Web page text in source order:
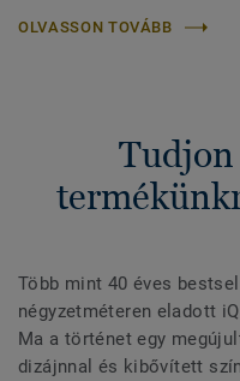
OLVASSON TOVÁBB
Tudjon
Több mint 40 éves
négyzetméteren eladott
Ma a történet egy
dizájnnal és kibővített